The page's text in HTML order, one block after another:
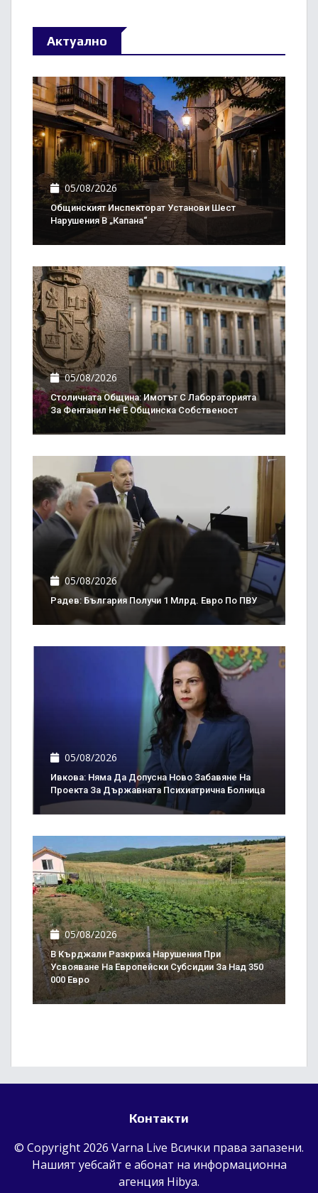
Актуално
05/08/2026
Общинският Инспекторат Установи Шест
Нарушения В „Капана“
05/08/2026
Столичната Община: Имотът С Лабораторията
За Фентанил Не Е Общинска Собственост
05/08/2026
Радев: България Получи 1 Млрд. Евро По ПВУ
05/08/2026
Ивкова: Няма Да Допусна Ново Забавяне На
Проекта За Държавната Психиатрична Болница
05/08/2026
В Кърджали Разкриха Нарушения При
Усвояване На Европейски Субсидии За Над 350
000 Евро
Контакти
© Copyright 2026 Varna Live Всички права запазени.
Нашият уебсайт е абонат на информационна
агенция Hibya.